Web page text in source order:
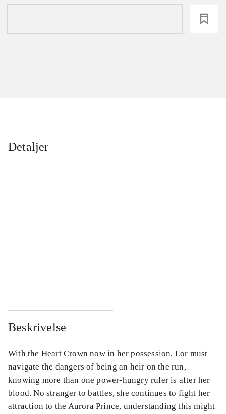
Detaljer
Beskrivelse
With the Heart Crown now in her possession, Lor must
navigate the dangers of being an heir on the run,
knowing more than one power-hungry ruler is after her
blood. No stranger to battles, she continues to fight her
attraction to the Aurora Prince, understanding this might